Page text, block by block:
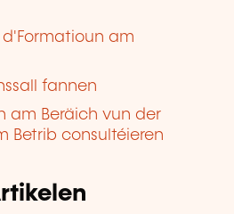
d'Formatioun am
fannen
am Beräich vun der
Betrib consultéieren